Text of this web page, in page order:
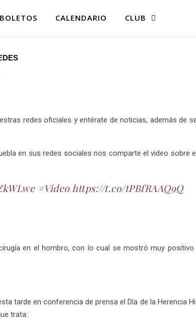
BOLETOS CALENDARIO CLUB
redes oficiales y entérate de noticias, además de
en sus redes sociales nos comparte el video sobre
#Video https://t.co/tPBfRAAQ9Q
en el hombro, con lo cual se mostró muy positivo
tarde en conferencia de prensa el Día de la Herencia
trata: